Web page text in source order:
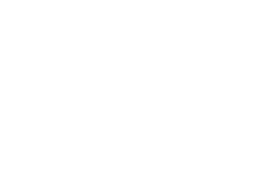
はもちろんあの有名女優・人気アイ